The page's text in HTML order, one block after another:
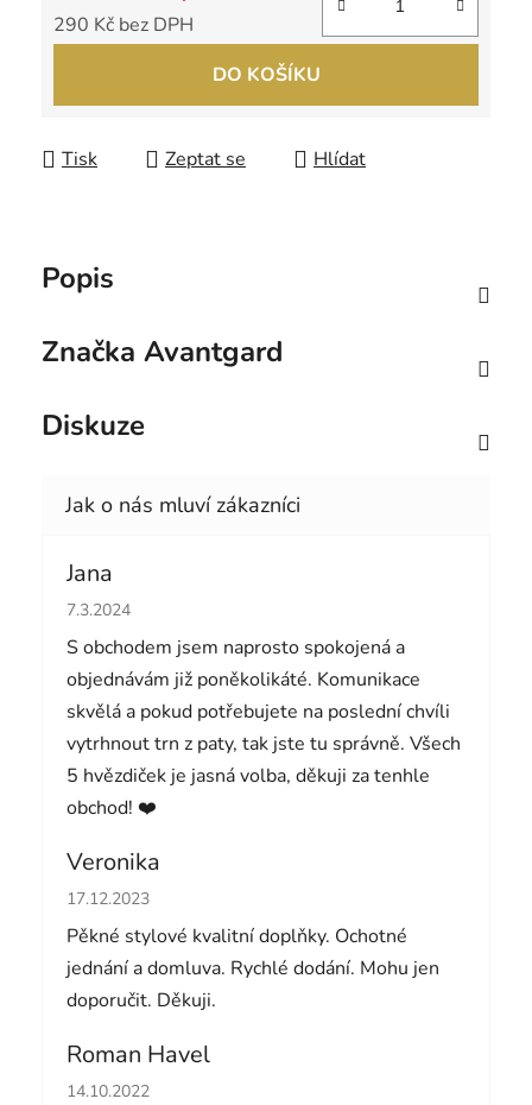
290 Kč bez DPH
DO KOŠÍKU
Tisk Zeptat se Hlídat
Popis
Značka Avantgard
Diskuze
Jana
Hodnocení obchodu je 5 z 5 hvězdiček.
7.3.2024
S obchodem jsem naprosto spokojená a
objednávám již poněkolikáté. Komunikace
skvělá a pokud potřebujete na poslední chvíli
vytrhnout trn z paty, tak jste tu správně. Všech
5 hvězdiček je jasná volba, děkuji za tenhle
obchod! ❤️
Veronika
Hodnocení obchodu je 5 z 5 hvězdiček.
17.12.2023
Pěkné stylové kvalitní doplňky. Ochotné
jednání a domluva. Rychlé dodání. Mohu jen
doporučit. Děkuji.
Roman Havel
Hodnocení obchodu je 5 z 5 hvězdiček.
14.10.2022